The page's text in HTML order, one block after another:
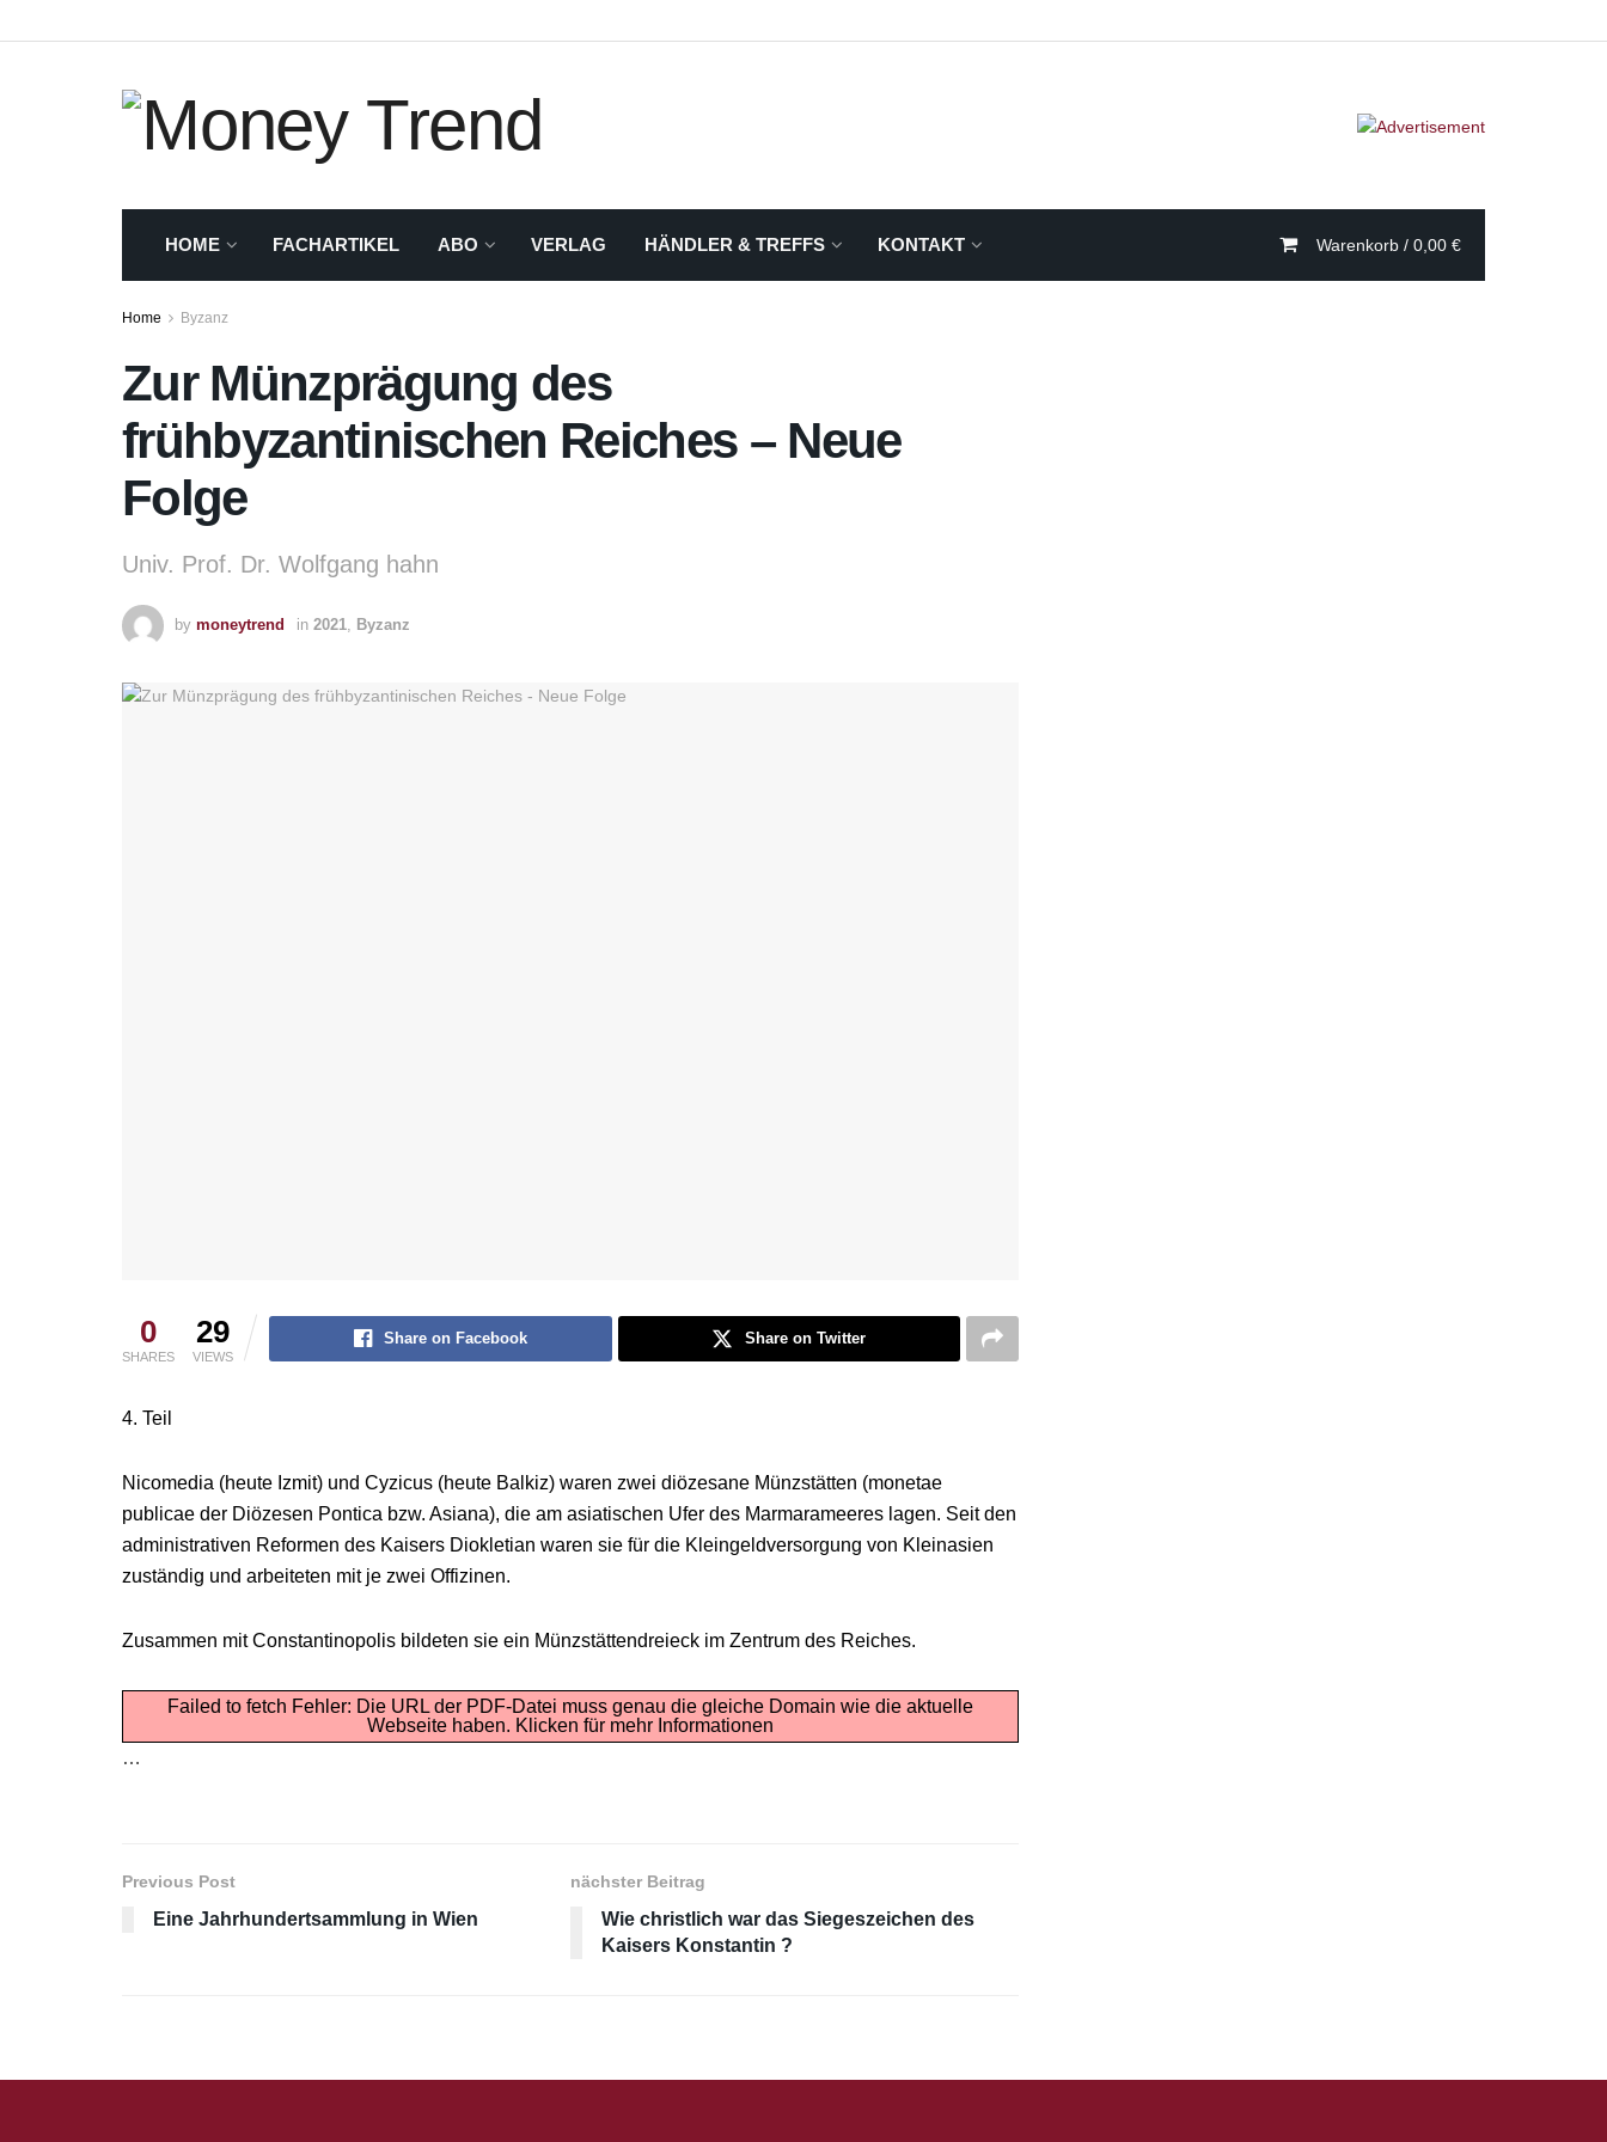
HOME FACHARTIKEL ABO VERLAG HÄNDLER & TREFFS KONTAKT Warenkorb / 0,00 €
Home Byzanz
Zur Münzprägung des
frühbyzantinischen Reiches – Neue
Folge
Univ. Prof. Dr. Wolfgang hahn
by moneytrend in 2021 Byzanz
0
SHARES
29
VIEWS
Share on Facebook Share on Twitter
4. Teil
Nicomedia (heute Izmit) und Cyzicus (heute Balkiz) waren zwei diözesane Münzstätten (monetae
publicae der Diözesen Pontica bzw. Asiana), die am asiatischen Ufer des Marmarameeres lagen. Seit den
administrativen Reformen des Kaisers Diokletian waren sie für die Kleingeldversorgung von Kleinasien
zuständig und arbeiteten mit je zwei Offizinen.
Zusammen mit Constantinopolis bildeten sie ein Münzstättendreieck im Zentrum des Reiches.
Failed to fetch Fehler: Die URL der PDF-Datei muss genau die gleiche Domain wie die aktuelle
Webseite haben. Klicken für mehr Informationen
…
Previous Post
Eine Jahrhundertsammlung in Wien
nächster Beitrag
Wie christlich war das Siegeszeichen des
Kaisers Konstantin ?